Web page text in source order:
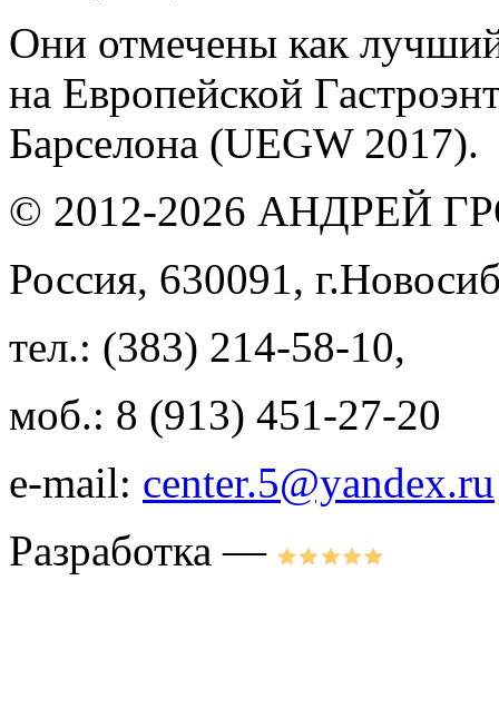
Они отмечены как
на Европейской
Барселона (UEGW 2017).
© 2012-2026 АНДРЕЙ
Россия, 630091,
тел.: (383) 214-58-10,
моб.: 8 (913) 451-27-20
e-mail: center.5@yandex.ru
Разработка —